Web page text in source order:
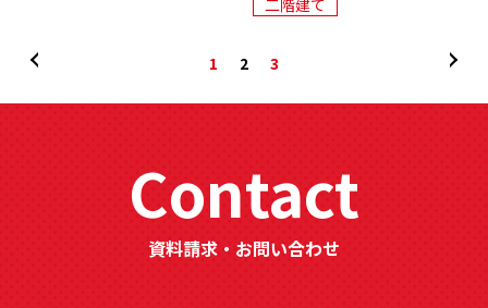
1 2 3
Contact
資料請求・お問い合わせ